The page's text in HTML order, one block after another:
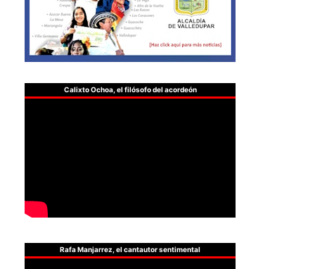
Calixto Ochoa, el filósofo del acordeón
Rafa Manjarrez, el cantautor sentimental